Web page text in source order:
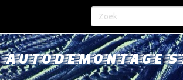
AUTODEMONTAGE